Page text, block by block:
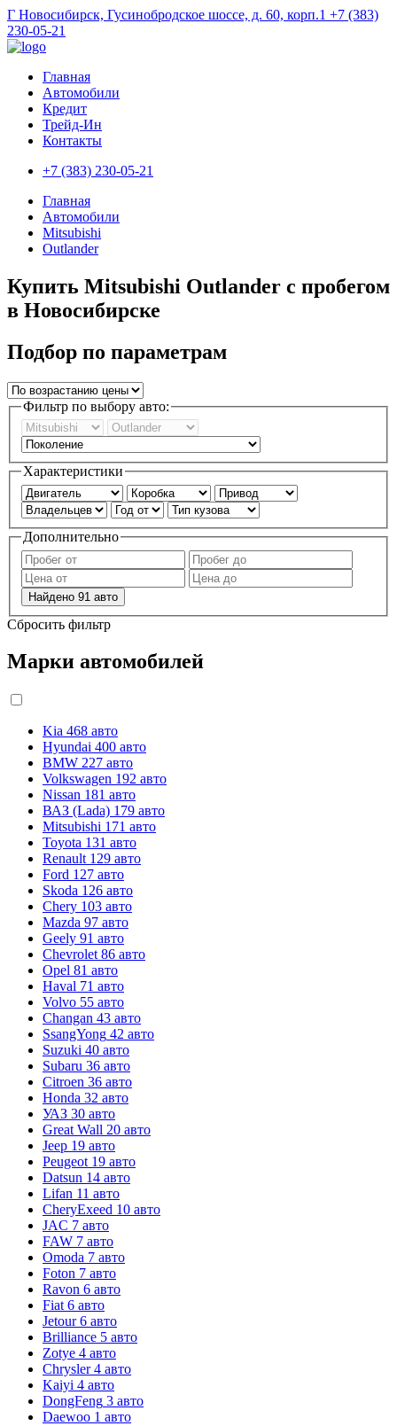
Г Новосибирск, Гусинобродское шоссе, д. 60, корп.1 +7 (383)
230-05-21
Главная
Автомобили
Кредит
Трейд-Ин
Контакты
+7 (383) 230-05-21
Главная
Автомобили
Mitsubishi
Outlander
Купить Mitsubishi Outlander с пробегом
в Новосибирске
Подбор по параметрам
Фильтр по выбору авто:
Характеристики
Дополнительно
Найдено 91 авто
Сбросить фильтр
Марки автомобилей
Kia 468 авто
Hyundai 400 авто
BMW 227 авто
Volkswagen 192 авто
Nissan 181 авто
ВАЗ (Lada) 179 авто
Mitsubishi 171 авто
Toyota 131 авто
Renault 129 авто
Ford 127 авто
Skoda 126 авто
Chery 103 авто
Mazda 97 авто
Geely 91 авто
Chevrolet 86 авто
Opel 81 авто
Haval 71 авто
Volvo 55 авто
Changan 43 авто
SsangYong 42 авто
Suzuki 40 авто
Subaru 36 авто
Citroen 36 авто
Honda 32 авто
УАЗ 30 авто
Great Wall 20 авто
Jeep 19 авто
Peugeot 19 авто
Datsun 14 авто
Lifan 11 авто
CheryExeed 10 авто
JAC 7 авто
FAW 7 авто
Omoda 7 авто
Foton 7 авто
Ravon 6 авто
Fiat 6 авто
Jetour 6 авто
Brilliance 5 авто
Zotye 4 авто
Chrysler 4 авто
Kaiyi 4 авто
DongFeng 3 авто
Daewoo 1 авто